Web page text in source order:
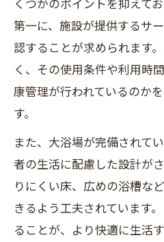
第一に、施設が提供するサ
認することが求められます
く、その使用条件や利用時
康管理が行われているのか
す。
また、大浴場が完備されて
者の生活に配慮した設計が
りにくい床、広めの浴槽な
きるよう工夫されています
ることが、より快適に生活